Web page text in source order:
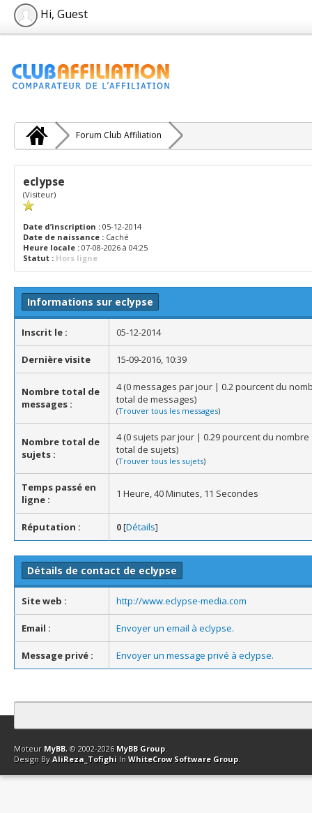
Hi, Guest
Forum Club Affiliation
eclypse
(Visiteur)
Date d’inscription : 05-12-2014
Date de naissance : Caché
Heure locale : 07-08-2026 à 04:25
Statut : Hors ligne
Informations sur eclypse
Inscrit le : 05-12-2014
Dernière visite 15-09-2016, 10:39
Nombre total de
messages :
4 (0 messages par jour | 0.2 pourcent du
total de messages)
(Trouver tous les messages)
Nombre total de
sujets :
4 (0 sujets par jour | 0.29 pourcent du nombre
total de sujets)
(Trouver tous les sujets)
Temps passé en
ligne :
1 Heure, 40 Minutes, 11 Secondes
Réputation : 0[Détails]
Détails de contact de eclypse
Site web : http://www.eclypse-media.com
Email : Envoyer un email à eclypse.
Message privé : Envoyer un message privé à eclypse.
Contact Club Affiliation Retourner en haut Version bas-débit
Moteur MyBB, © 2002-2026 MyBB Group.
Design By AliReza_Tofighi In WhiteCrow Software Group.